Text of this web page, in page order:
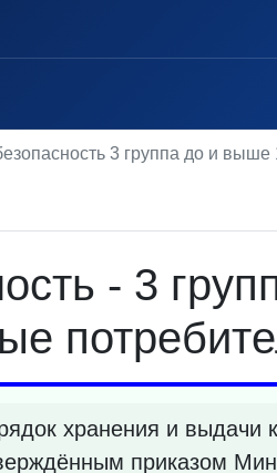
3 группа до и выше
- 3
хранения и выдачи
приказом